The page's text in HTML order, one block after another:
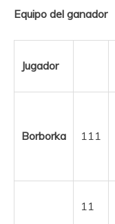
Equipo del ganador
Jugador
Borborka 111
11